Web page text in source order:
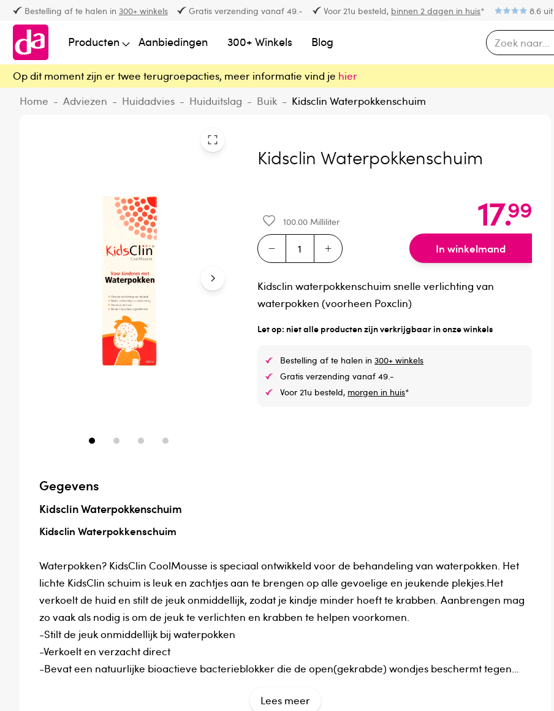
Bestelling af te halen in 300+ winkels Gratis verzending vanaf 49.- Voor 21u besteld, binnen 2 dagen in huis* 8.6 uit
Producten Aanbiedingen 300+ Winkels Blog
Op dit moment zijn er twee terugroepacties, meer informatie vind je hier
Home - Adviezen - Huidadvies - Huiduitslag - Buik - Kidsclin Waterpokkenschuim
Kidsclin Waterpokkenschuim
100.00 Milliliter 17.99
In winkelmand
Kidsclin waterpokkenschuim snelle verlichting van
waterpokken (voorheen Poxclin)
Let op: niet alle producten zijn verkrijgbaar in onze winkels
Bestelling af te halen in300+ winkels
Gratis verzending vanaf 49.-
Voor 21u besteld, morgen in huis*
Gegevens
Kidsclin Waterpokkenschuim
Kidsclin Waterpokkenschuim
Waterpokken? KidsClin CoolMousse is speciaal ontwikkeld voor de behandeling van waterpokken. Het
lichte KidsClin schuim is leuk en zachtjes aan te brengen op alle gevoelige en jeukende plekjes.Het
verkoelt de huid en stilt de jeuk onmiddellijk, zodat je kindje minder hoeft te krabben. Aanbrengen mag
zo vaak als nodig is om de jeuk te verlichten en krabben te helpen voorkomen.
-Stilt de jeuk onmiddellijk bij waterpokken
-Verkoelt en verzacht direct
-Bevat een natuurlijke bioactieve bacterieblokker die de open(gekrabde) wondjes beschermt tegen
-Het schuim is gemakkelijk en leuk aan te brengenLees meer